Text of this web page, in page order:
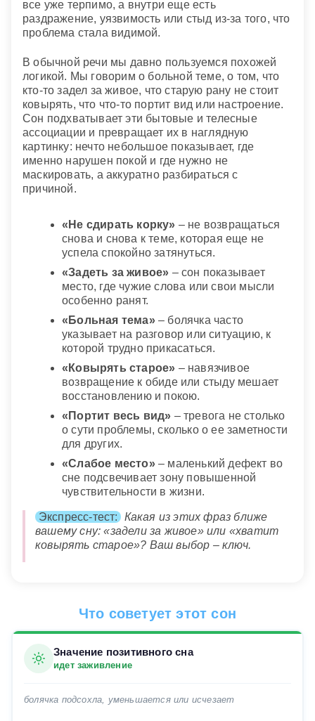
все уже терпимо, а внутри еще есть
раздражение, уязвимость или стыд из-за того, что
проблема стала видимой.
В обычной речи мы давно пользуемся похожей
логикой. Мы говорим о больной теме, о том, что
кто-то задел за живое, что старую рану не стоит
ковырять, что что-то портит вид или настроение.
Сон подхватывает эти бытовые и телесные
ассоциации и превращает их в наглядную
картинку: нечто небольшое показывает, где
именно нарушен покой и где нужно не
маскировать, а аккуратно разбираться с
причиной.
«Не сдирать корку» – не возвращаться
снова и снова к теме, которая еще не
успела спокойно затянуться.
«Задеть за живое» – сон показывает
место, где чужие слова или свои мысли
особенно ранят.
«Больная тема»– болячка часто
указывает на разговор или ситуацию, к
которой трудно прикасаться.
«Ковырять старое» – навязчивое
возвращение к обиде или стыду мешает
восстановлению и покою.
«Портит весь вид» – тревога не столько
о сути проблемы, сколько о ее заметности
для других.
«Слабое место»– маленький дефект во
сне подсвечивает зону повышенной
чувствительности в жизни.
Экспресс-тест:
Какая из этих фраз ближе
вашему сну: «задели за живое» или «хватит
ковырять старое»? Ваш выбор – ключ.
Что советует этот сон
Значение позитивного сна
идет заживление
болячка подсохла, уменьшается или исчезает